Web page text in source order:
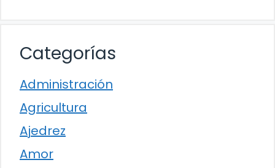
Categorías
Administración
Agricultura
Ajedrez
Amor